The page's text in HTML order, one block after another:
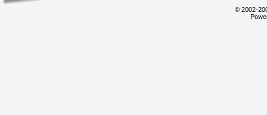
© 2002-